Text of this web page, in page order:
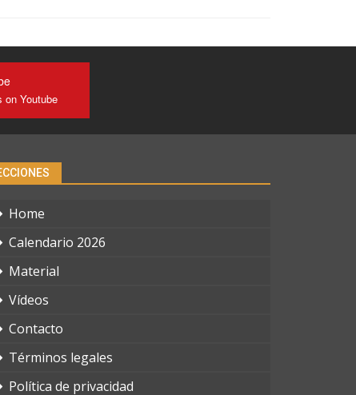
on Youtube
Home
Calendario 2026
Material
Vídeos
Contacto
Términos legales
Política de privacidad